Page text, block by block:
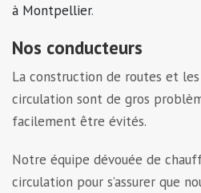
à Montpellier.
Nos conducteurs
La construction de routes et
circulation sont de gros
facilement être évités.
Notre équipe dévouée de
circulation pour s’assurer que